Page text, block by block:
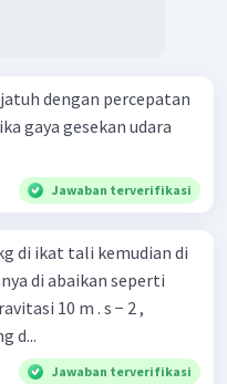
dengan percepatan
gaya gesekan udara
Jawaban terverifikasi
di ikat tali kemudian di
di abaikan seperti
10 m . s − 2 ,
d...
Jawaban terverifikasi